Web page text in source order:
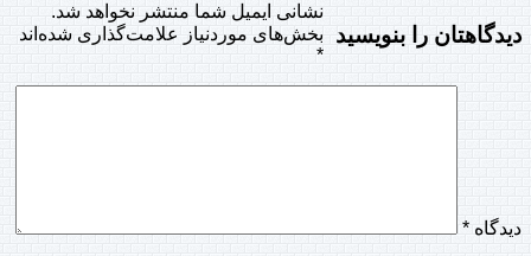
دیدگاهتان را بنویسید
نشانی ایمیل شما منتشر نخواهد شد.
بخش‌های موردنیاز علامت‌گذاری شده‌اند
*
دیدگاه *